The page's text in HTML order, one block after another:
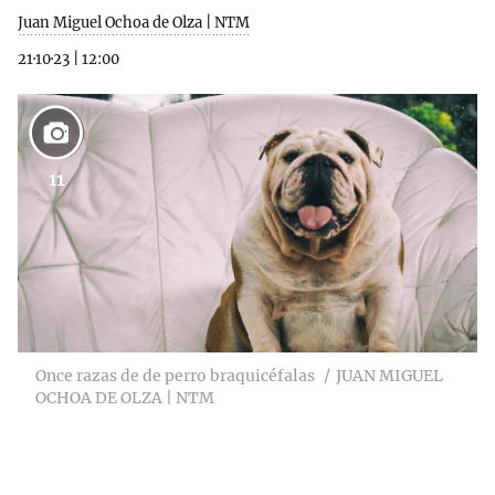
Juan Miguel Ochoa de Olza | NTM
21·10·23
12:00
11
Once razas de de perro braquicéfalas
JUAN MIGUEL
OCHOA DE OLZA | NTM